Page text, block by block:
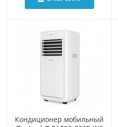
Кондиционер мобильный